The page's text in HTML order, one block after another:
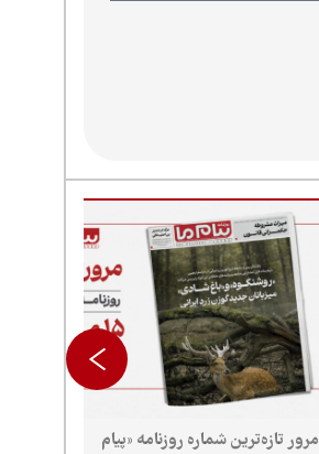
مرور تازه‌ترین شماره روزنامه «پیام